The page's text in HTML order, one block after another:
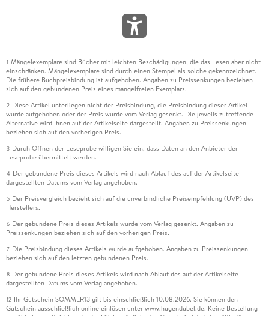
1 Mängelexemplare sind Bücher mit leichten Beschädigungen, die das Lesen aber nicht
einschränken. Mängelexemplare sind durch einen Stempel als solche gekennzeichnet.
Die frühere Buchpreisbindung ist aufgehoben. Angaben zu Preissenkungen beziehen
sich auf den gebundenen Preis eines mangelfreien Exemplars.
2 Diese Artikel unterliegen nicht der Preisbindung, die Preisbindung dieser Artikel
wurde aufgehoben oder der Preis wurde vom Verlag gesenkt. Die jeweils zutreffende
Alternative wird Ihnen auf der Artikelseite dargestellt. Angaben zu Preissenkungen
beziehen sich auf den vorherigen Preis.
3 Durch Öffnen der Leseprobe willigen Sie ein, dass Daten an den Anbieter der
Leseprobe übermittelt werden.
4 Der gebundene Preis dieses Artikels wird nach Ablauf des auf der Artikelseite
dargestellten Datums vom Verlag angehoben.
5 Der Preisvergleich bezieht sich auf die unverbindliche Preisempfehlung (UVP) des
Herstellers.
6 Der gebundene Preis dieses Artikels wurde vom Verlag gesenkt. Angaben zu
Preissenkungen beziehen sich auf den vorherigen Preis.
7 Die Preisbindung dieses Artikels wurde aufgehoben. Angaben zu Preissenkungen
beziehen sich auf den letzten gebundenen Preis.
8 Der gebundene Preis dieses Artikels wird nach Ablauf des auf der Artikelseite
dargestellten Datums vom Verlag angehoben.
12 Ihr Gutschein SOMMER13 gilt bis einschließlich 10.08.2026. Sie können den
Gutschein ausschließlich online einlösen unter www.hugendubel.de. Keine Bestellung